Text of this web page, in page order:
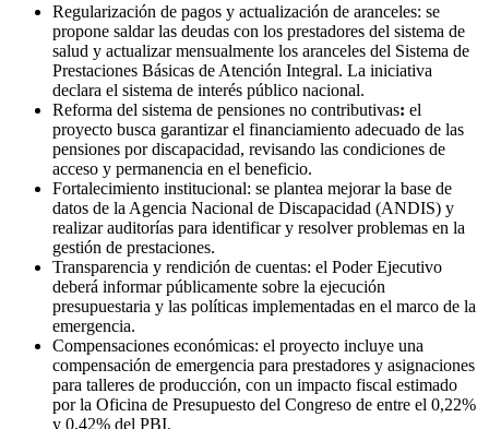
Regularización de pagos y actualización de aranceles: se
propone saldar las deudas con los prestadores del sistema de
salud y actualizar mensualmente los aranceles del Sistema de
Prestaciones Básicas de Atención Integral. La iniciativa
declara el sistema de interés público nacional.
Reforma del sistema de pensiones no contributivas: el
proyecto busca garantizar el financiamiento adecuado de las
pensiones por discapacidad, revisando las condiciones de
acceso y permanencia en el beneficio.
Fortalecimiento institucional: se plantea mejorar la base de
datos de la Agencia Nacional de Discapacidad (ANDIS) y
realizar auditorías para identificar y resolver problemas en la
gestión de prestaciones.
Transparencia y rendición de cuentas: el Poder Ejecutivo
deberá informar públicamente sobre la ejecución
presupuestaria y las políticas implementadas en el marco de la
emergencia.
Compensaciones económicas: el proyecto incluye una
compensación de emergencia para prestadores y asignaciones
para talleres de producción, con un impacto fiscal estimado
por la Oficina de Presupuesto del Congreso de entre el 0,22%
y 0,42% del PBI.